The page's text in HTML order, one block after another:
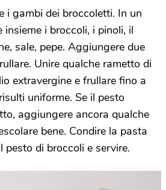
i gambi dei broccoletti. In un
i broccoli, i pinoli, il
sale, pepe. Aggiungere due
Unire qualche rametto di
extravergine e frullare fino a
uniforme. Se il pesto
aggiungere ancora qualche
bene. Condire la pasta
pesto di broccoli e servire.